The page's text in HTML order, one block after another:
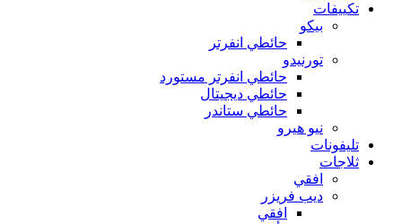
تكييفات
بيكو
حائطي انفرتر
تورنيدو
حائطي انفرتر مستورد
حائطي ديجيتال
حائطي ستاندر
نيو هيرو
تليفونات
ثلاجات
افقي
ديب فريزر
افقي